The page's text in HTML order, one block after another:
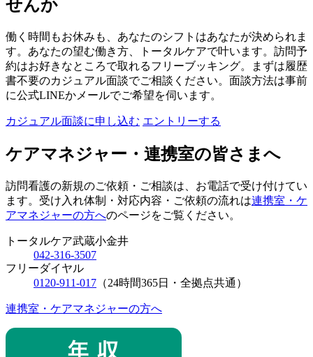
せんか
働く時間もお休みも、あなたのシフトはあなたが決められま
す。あなたの望む働き方、トータルケアで叶います。訪問予
約はお好きなところで取れるフリーブッキング。まずは履歴
書不要のカジュアル面談でご相談ください。面談方法は事前
に公式LINEかメールでご希望を伺います。
カジュアル面談に申し込む エントリーする
ケアマネジャー・連携室の皆さまへ
訪問看護の新規のご依頼・ご相談は、お電話で受け付けてい
ます。受け入れ体制・対応内容・ご依頼の流れは連携室・ケ
アマネジャーの方へのページをご覧ください。
トータルケア武蔵小金井
042‑316‑3507
フリーダイヤル
0120‑911‑017 （24時間365日・全拠点共通）
連携室・ケアマネジャーの方へ